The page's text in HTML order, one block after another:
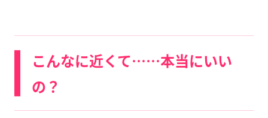
こんなに近くて……本当にいい
の？